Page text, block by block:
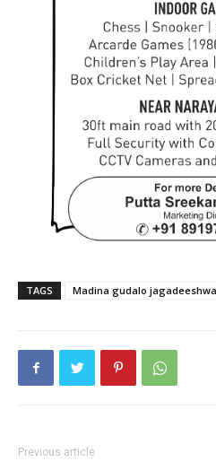
TAGS Madina gudalo
Previous article